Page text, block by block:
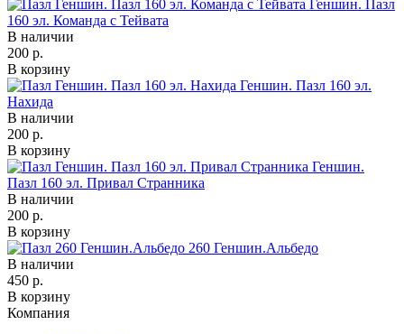
Геншин. Пазл
160 эл. Команда с Тейвата
В наличии
200 р.
В корзину
Геншин. Пазл 160 эл.
Нахида
В наличии
200 р.
В корзину
Геншин.
Пазл 160 эл. Привал Странника
В наличии
200 р.
В корзину
260 Геншин.Альбедо
В наличии
450 р.
В корзину
Компания